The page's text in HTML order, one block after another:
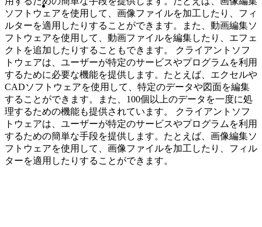
ソフトウェアを使用して、画像ファイルを加工したり、フィ
ルターを適用したりすることができます。また、動画編集ソ
フトウェアを使用して、動画ファイルを編集したり、エフェ
クトを追加したりすることもできます。 クライアントソフ
トウェアは、ユーザーが特定のサービスやプログラムを利用
するために必要な機能を提供します。たとえば、エクセルや
CADソフトウェアを使用して、特定のデータや図面を編集
することができます。また、100個以上のデータを一度に処
理するための機能も提供されています。 クライアントソフ
トウェアは、ユーザーが特定のサービスやプログラムを利用
するための簡単な手段を提供します。たとえば、画像編集ソ
フトウェアを使用して、画像ファイルを加工したり、フィル
ターを適用したりすることができます。